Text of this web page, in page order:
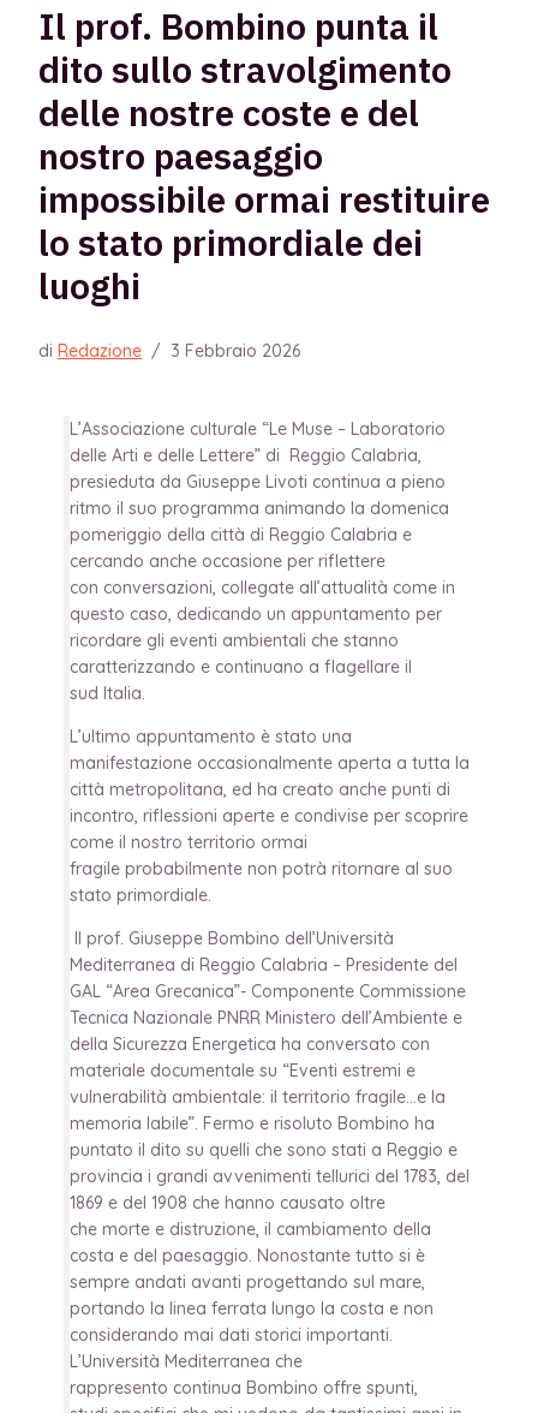
Il prof. Bombino punta il
dito sullo stravolgimento
delle nostre coste e del
nostro paesaggio
impossibile ormai restituire
lo stato primordiale dei
luoghi
di Redazione / 3 Febbraio 2026
L’Associazione culturale “Le Muse – Laboratorio
delle Arti e delle Lettere” di Reggio Calabria,
presieduta da Giuseppe Livoti continua a pieno
ritmo il suo programma animando la domenica
pomeriggio della città di Reggio Calabria e
cercando anche occasione per riflettere
con conversazioni, collegate all’attualità come in
questo caso, dedicando un appuntamento per
ricordare gli eventi ambientali che stanno
caratterizzando e continuano a flagellare il
sud Italia.
L’ultimo appuntamento è stato una
manifestazione occasionalmente aperta a tutta la
città metropolitana, ed ha creato anche punti di
incontro, riflessioni aperte e condivise per scoprire
come il nostro territorio ormai
fragile probabilmente non potrà ritornare al suo
stato primordiale.
Il prof. Giuseppe Bombino dell’Università
Mediterranea di Reggio Calabria – Presidente del
GAL “Area Grecanica”- Componente Commissione
Tecnica Nazionale PNRR Ministero dell’Ambiente e
della Sicurezza Energetica ha conversato con
materiale documentale su “Eventi estremi e
vulnerabilità ambientale: il territorio fragile…e la
memoria labile”. Fermo e risoluto Bombino ha
puntato il dito su quelli che sono stati a Reggio e
provincia i grandi avvenimenti tellurici del 1783, del
1869 e del 1908 che hanno causato oltre
che morte e distruzione, il cambiamento della
costa e del paesaggio. Nonostante tutto si è
sempre andati avanti progettando sul mare,
portando la linea ferrata lungo la costa e non
considerando mai dati storici importanti.
L’Università Mediterranea che
rappresento continua Bombino offre spunti,